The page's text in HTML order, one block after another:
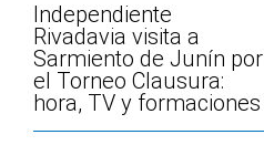
Independiente
Rivadavia visita a
Sarmiento de Junín por
el Torneo Clausura:
hora, TV y formaciones